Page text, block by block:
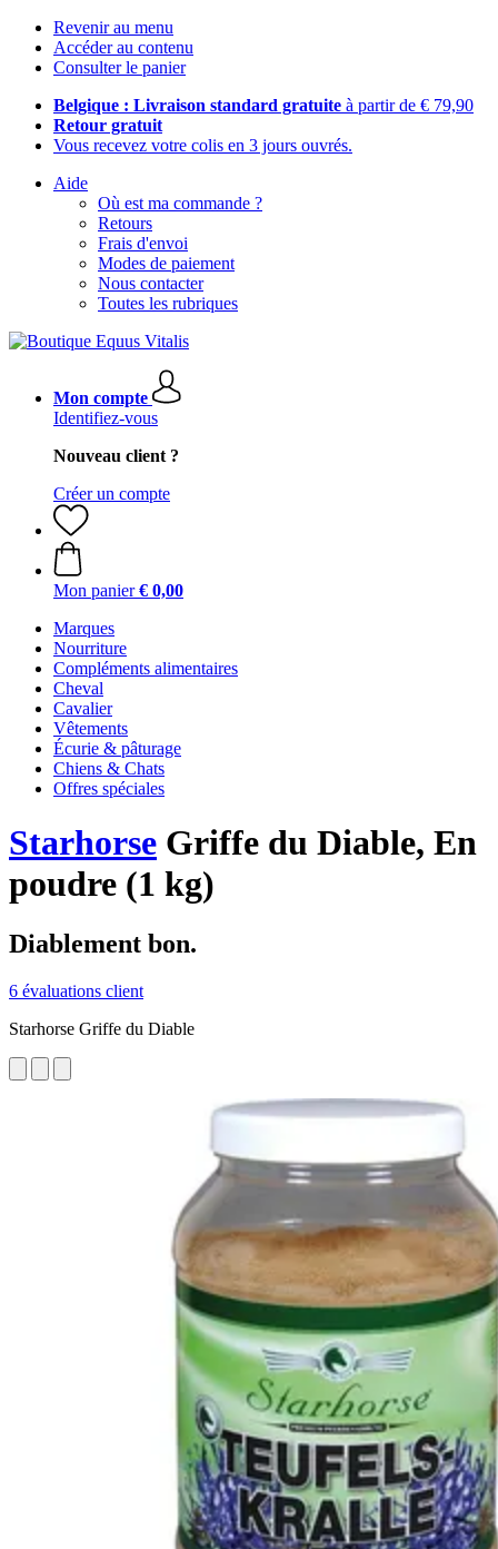
Revenir au menu
Accéder au contenu
Consulter le panier
Belgique : Livraison standard gratuite à partir de € 79,90
Retour gratuit
Vous recevez votre colis en 3 jours ouvrés.
Aide
Où est ma commande ?
Retours
Frais d'envoi
Modes de paiement
Nous contacter
Toutes les rubriques
Mon compte
Identifiez-vous
Nouveau client ?
Créer un compte
Mon panier € 0,00
Marques
Nourriture
Compléments alimentaires
Cheval
Cavalier
Vêtements
Écurie & pâturage
Chiens & Chats
Offres spéciales
Starhorse Griffe du Diable, En
poudre (1 kg)
Diablement bon.
6 évaluations client
Starhorse Griffe du Diable